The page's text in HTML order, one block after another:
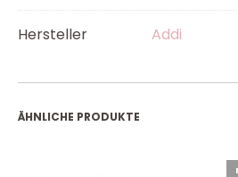
Hersteller Addi
ÄHNLICHE PRODUKTE